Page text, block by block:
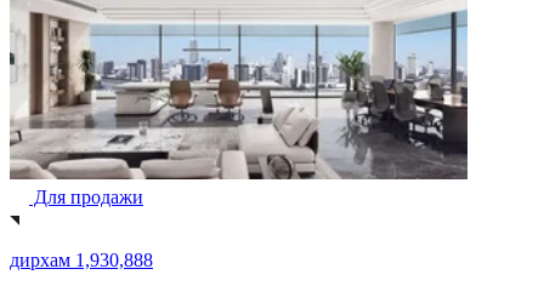
Для продажи
дирхам 1,930,888